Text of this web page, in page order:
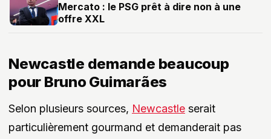
Mercato : le PSG prêt à dire non à une
offre XXL
Newcastle demande beaucoup
pour Bruno Guimarães
Selon plusieurs sources, Newcastle serait
particulièrement gourmand et demanderait pas